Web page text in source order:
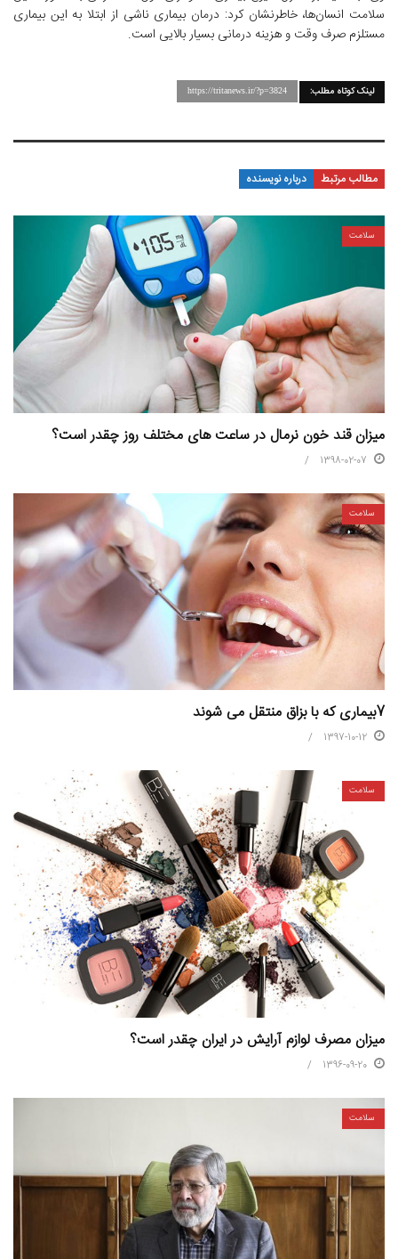
سلامت انسان‌ها، خاطرنشان کرد: درمان بیماری ناشی از ابتلا به این بیماری
مستلزم صرف وقت و هزینه درمانی بسیار بالایی است.
لینک کوتاه مطلب: https://tritanews.ir/?p=3824
مطالب مرتبط درباره نویسنده
سلامت
میزان قند خون نرمال در ساعت های مختلف روز چقدر است؟
1398-02-07
سلامت
7بیماری که با بزاق منتقل می شوند
1397-10-12
سلامت
میزان مصرف لوازم آرایش در ایران چقدر است؟
1396-09-20
سلامت